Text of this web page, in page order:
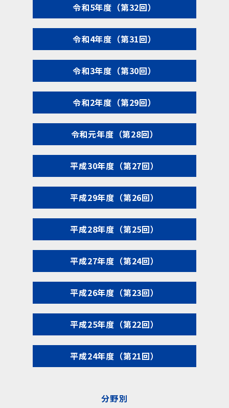
令和5年度（第32回）
令和4年度（第31回）
令和3年度（第30回）
令和2年度（第29回）
令和元年度（第28回）
平成30年度（第27回）
平成29年度（第26回）
平成28年度（第25回）
平成27年度（第24回）
平成26年度（第23回）
平成25年度（第22回）
平成24年度（第21回）
分野別